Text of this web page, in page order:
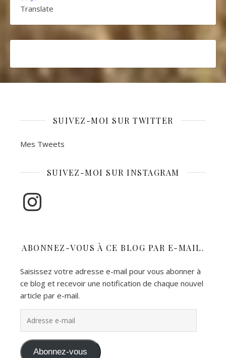
Translate
SUIVEZ-MOI SUR TWITTER
Mes Tweets
SUIVEZ-MOI SUR INSTAGRAM
Instagram
ABONNEZ-VOUS À CE BLOG PAR E-MAIL.
Saisissez votre adresse e-mail pour vous abonner à
ce blog et recevoir une notification de chaque nouvel
article par e-mail.
Abonnez-vous